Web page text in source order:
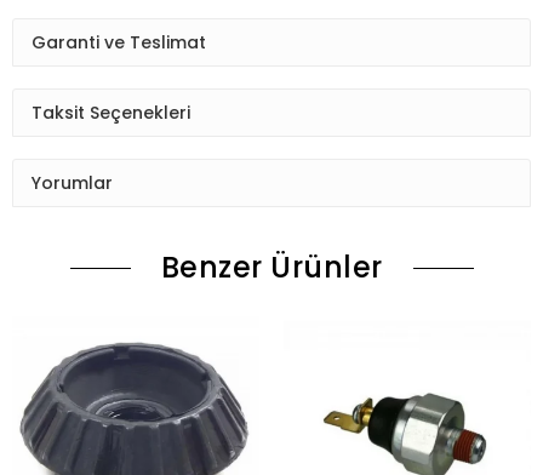
Garanti ve Teslimat
Taksit Seçenekleri
Yorumlar
Benzer Ürünler